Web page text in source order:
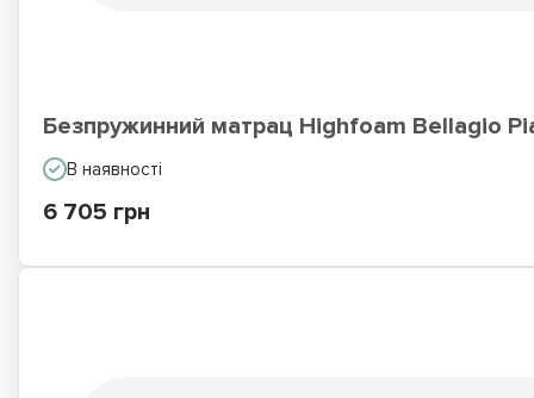
Безпружинний матрац Highfoam Bellagio
В наявності
6 705 грн